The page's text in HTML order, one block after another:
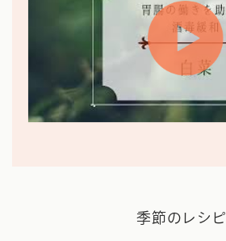
季節のレシピ